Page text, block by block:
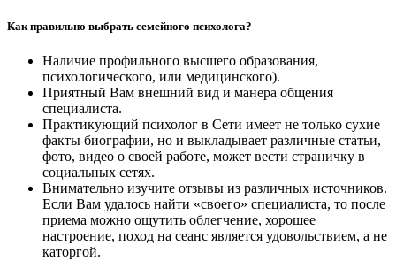
Как правильно выбрать семейного психолога?
Наличие профильного высшего образования,
психологического, или медицинского).
Приятный Вам внешний вид и манера общения
специалиста.
Практикующий психолог в Сети имеет не только сухие
факты биографии, но и выкладывает различные статьи,
фото, видео о своей работе, может вести страничку в
социальных сетях.
Внимательно изучите отзывы из различных источников.
Если Вам удалось найти «своего» специалиста, то после
приема можно ощутить облегчение, хорошее
настроение, поход на сеанс является удовольствием, а не
каторгой.